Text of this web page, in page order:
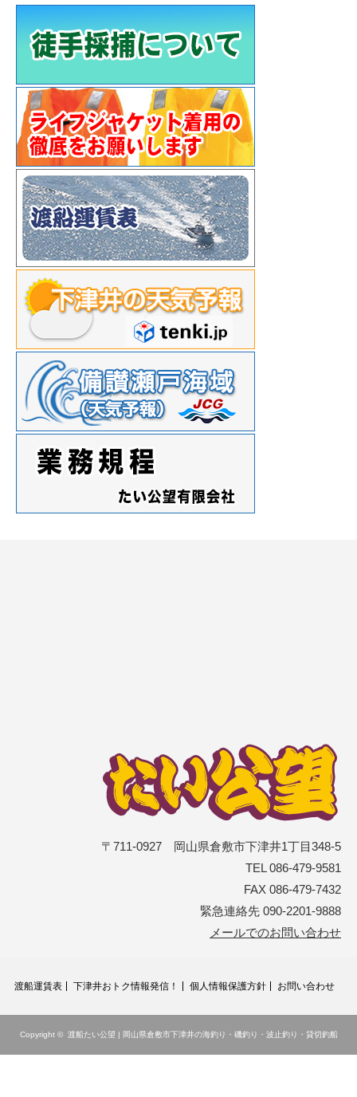
〒711-0927 岡山県倉敷市下津井1丁目348-5
TEL 086-479-9581
FAX 086-479-7432
緊急連絡先 090-2201-9888
メールでのお問い合わせ
渡船運賃表 下津井おトク情報発信！ 個人情報保護方針 お問い合わせ
Copyright © 渡船たい公望 | 岡山県倉敷市下津井の海釣り・磯釣り・波止釣り・貸切釣船